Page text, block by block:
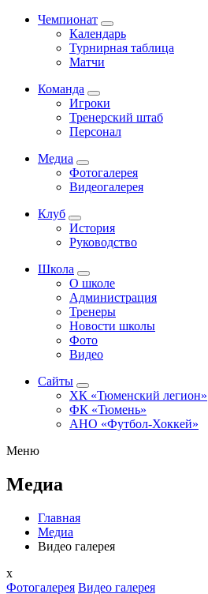
Чемпионат
Календарь
Турнирная таблица
Матчи
Команда
Игроки
Тренерский штаб
Персонал
Медиа
Фотогалерея
Видеогалерея
Клуб
История
Руководство
Школа
О школе
Администрация
Тренеры
Новости школы
Фото
Видео
Сайты
ХК «Тюменский легион»
ФК «Тюмень»
АНО «Футбол-Хоккей»
Меню
Медиа
Главная
Медиа
Видео галерея
x
Фотогалерея Видео галерея